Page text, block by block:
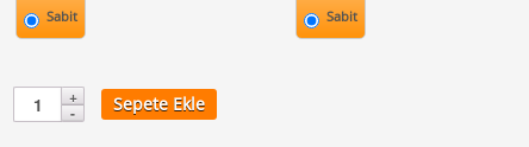
Sabit Sabit
Sepete Ekle